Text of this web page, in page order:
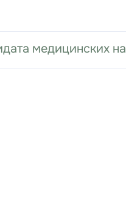
медицинских